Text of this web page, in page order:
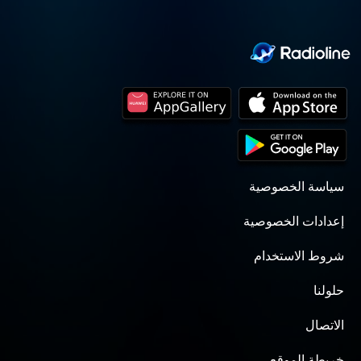
سياسة الخصوصية
إعدادات الخصوصية
شروط الاستخدام
حلولنا
الاتصال